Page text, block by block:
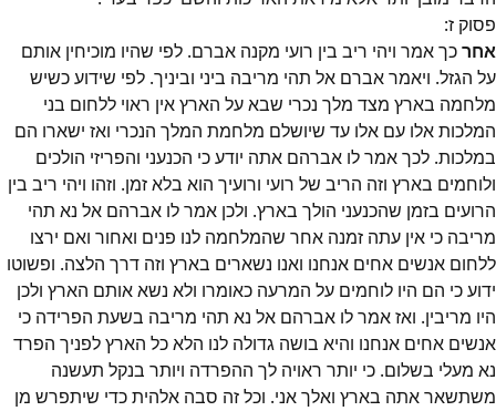
פסוק ז:
אחרכך אמר ויהי ריב בין רועי מקנה אברם. לפי שהיו מוכיחין אותם
על הגזל. ויאמר אברם אל תהי מריבה ביני וביניך. לפי שידוע כשיש
מלחמה בארץ מצד מלך נכרי שבא על הארץ אין ראוי ללחום בני
המלכות אלו עם אלו עד שיושלם מלחמת המלך הנכרי ואז ישארו הם
במלכות. לכך אמר לו אברהם אתה יודע כי הכנעני והפריזי הולכים
ולוחמים בארץ וזה הריב של רועי ורועיך הוא בלא זמן. וזהו ויהי ריב בין
הרועים בזמן שהכנעני הולך בארץ. ולכן אמר לו אברהם אל נא תהי
מריבה כי אין עתה זמנה אחר שהמלחמה לנו פנים ואחור ואם ירצו
ללחום אנשים אחים אנחנו ואנו נשארים בארץ וזה דרך הלצה. ופשוטו
ידוע כי הם היו לוחמים על המרעה כאומרו ולא נשא אותם הארץ ולכן
היו מריבין. ואז אמר לו אברהם אל נא תהי מריבה בשעת הפרידה כי
אנשים אחים אנחנו והיא בושה גדולה לנו הלא כל הארץ לפניך הפרד
נא מעלי בשלום. כי יותר ראויה לך ההפרדה ויותר בנקל תעשנה
משתשאר אתה בארץ ואלך אני. וכל זה סבה אלהית כדי שיתפרש מן